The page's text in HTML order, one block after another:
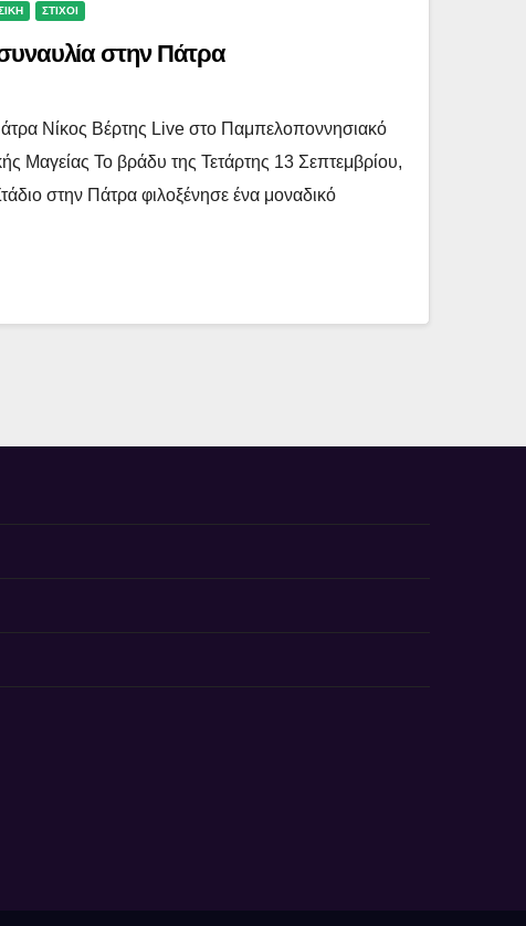
ΣΤΙΧΟΙ
στην Πάτρα
Νίκος Βέρτης Live στο Παμπελοποννησιακό
Μαγείας Το βράδυ της Τετάρτης 13 Σεπτεμβρίου,
στην Πάτρα φιλοξένησε ένα μοναδικό